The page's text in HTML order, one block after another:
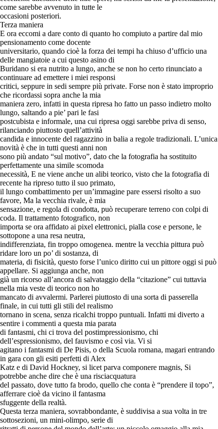
come sarebbe avvenuto in tutte le
occasioni posteriori.
Terza maniera
E ora eccomi a dare conto di quanto ho compiuto a partire dal mio
pensionamento come docente
universitario, quando cioè la forza dei tempi ha chiuso d’ufficio una
delle mangiatoie a cui questo asino di
Buridano si era nutrito a lungo, anche se non ho certo rinunciato a
continuare ad emettere i miei responsi
critici, seppure in sedi sempre più private. Forse non è stato improprio
che ricordassi sopra anche la mia
maniera zero, infatti in questa ripresa ho fatto un passo indietro molto
lungo, saltando a pie’ pari le fasi
postcubista e informale, una cui ripresa oggi sarebbe priva di senso,
rilanciando piuttosto quell’attività
candida e innocente del ragazzino in balia a regole tradizionali. L’unica
novità è che in tutti questi anni non
sono più andato “sul motivo”, dato che la fotografia ha sostituito
perfettamente una simile scomoda
necessità, E ne viene anche un alibi teorico, visto che la fotografia di
recente ha ripreso tutto il suo primato,
il lungo combattimento per un’immagine pare essersi risolto a suo
favore, Ma la vecchia rivale, è mia
sensazione, e regola di condotta, può recuperare terreno con colpi di
coda. Il trattamento fotografico, non
importa se ora affidato ai pixel elettronici, pialla cose e persone, le
sottopone a una resa neutra,
indifferenziata, fin troppo omogenea. mentre la vecchia pittura può
ridare loro un po’ di sostanza, di
materia, di fisicità, questo forse l’unico diritto cui un pittore oggi si può
appellare. Si aggiunga anche, non
già un ricorso all’ancora di salvataggio della “citazione” cui tuttavia
nella mia veste di teorico non ho
mancato di avvalermi. Parlerei piuttosto di una sorta di passerella
finale, in cui tutti gli stili del realismo
tornano in scena, senza ricalchi troppo puntuali. Infatti mi diverto a
sentire i commenti a questa mia parata
di fantasmi, chi ci trova del postimpressionismo, chi
dell’espressionismo, del fauvismo e così via. Vi si
agitano i fantasmi di De Pisis, o della Scuola romana, magari entrando
in gara con gli esiti perfetti di Alex
Katz e di David Hockney, si licet parva componere magnis, Si
potrebbe anche dire che è una risciacquatura
del passato, dove tutto fa brodo, quello che conta è “prendere il topo”,
afferrare cioè da vicino il fantasma
sfuggente della realtà.
Questa terza maniera, sovrabbondante, è suddivisa a sua volta in tre
sottosezioni, un mini-olimpo, serie di